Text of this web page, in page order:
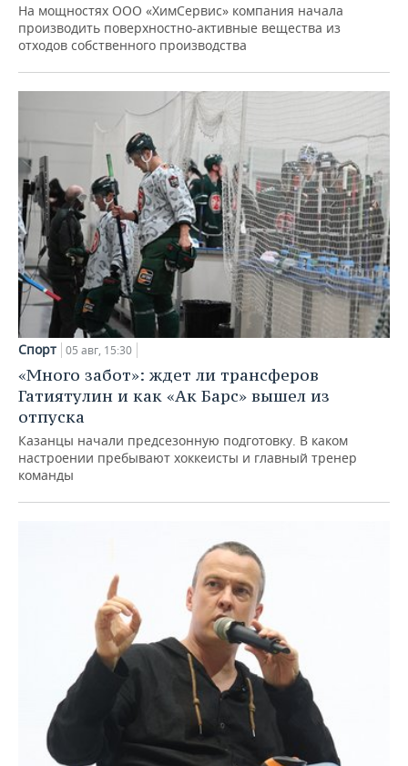
На мощностях ООО «ХимСервис» компания начала
производить поверхностно-активные вещества из
отходов собственного производства
Спорт 05 авг, 15:30
«Много забот»: ждет ли трансферов
Гатиятулин и как «Ак Барс» вышел из
отпуска
Казанцы начали предсезонную подготовку. В каком
настроении пребывают хоккеисты и главный тренер
команды